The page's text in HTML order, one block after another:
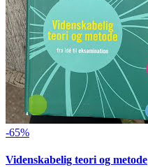
-65%
Videnskabelig teori og metode